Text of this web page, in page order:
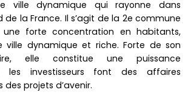
ville dynamique qui rayonne dans
de la France. Il s’agit de la 2e commune
forte concentration en habitants,
ville dynamique et riche. Forte de son
elle constitue une puissance
les investisseurs font des affaires
projets d’avenir.